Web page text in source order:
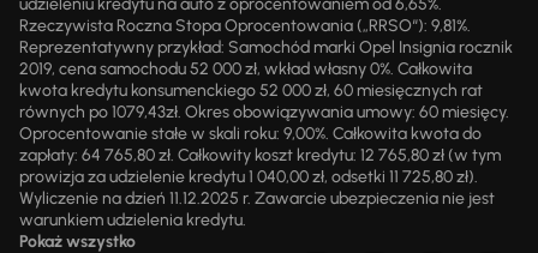
udzieleniu kredytu na auto z oprocentowaniem od 6,65%.
Rzeczywista Roczna Stopa Oprocentowania („RRSO“): 9,81%.
Reprezentatywny przykład: Samochód marki Opel Insignia rocznik
2019, cena samochodu 52 000 zł, wkład własny 0%. Całkowita
kwota kredytu konsumenckiego 52 000 zł, 60 miesięcznych rat
równych po 1079,43zł. Okres obowiązywania umowy: 60 miesięcy.
Oprocentowanie stałe w skali roku: 9,00%. Całkowita kwota do
zapłaty: 64 765,80 zł. Całkowity koszt kredytu: 12 765,80 zł (w tym
prowizja za udzielenie kredytu 1 040,00 zł, odsetki 11 725,80 zł).
Wyliczenie na dzień 11.12.2025 r. Zawarcie ubezpieczenia nie jest
warunkiem udzielenia kredytu.
Pokaż wszystko